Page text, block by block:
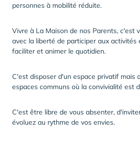
personnes à mobilité réduite.
Vivre à La Maison de nos Parents, c'est
avec la liberté de participer aux activités
faciliter et animer le quotidien.
C'est disposer d'un espace privatif mais
espaces communs où la convivialité est
C'est être libre de vous absenter,
évoluez au rythme de vos envies.